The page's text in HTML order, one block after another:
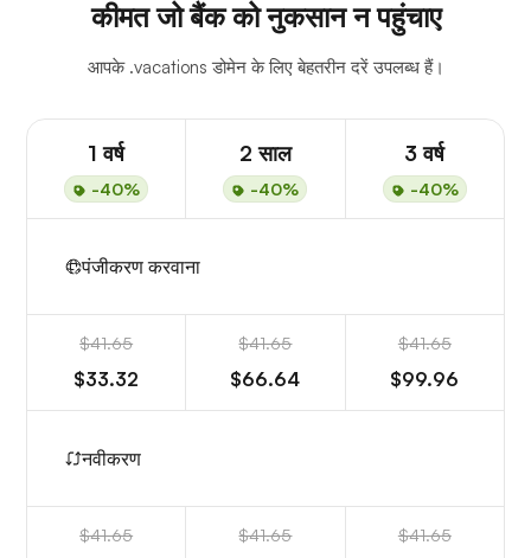
कीमत जो बैंक को नुकसान न पहुंचाए
आपके .vacations डोमेन के लिए बेहतरीन दरें उपलब्ध हैं।
1 वर्ष
-40%
2 साल
-40%
3 वर्ष
-40%
पंजीकरण करवाना
$41.65
$33.32
$41.65
$66.64
$41.65
$99.96
नवीकरण
$41.65 $41.65 $41.65